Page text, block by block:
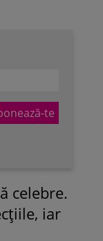
celebre.
iar